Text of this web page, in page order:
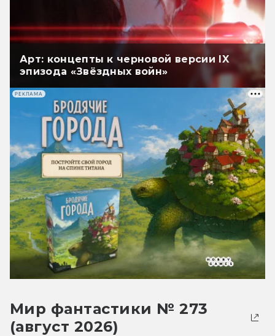
Арт: концепты к черновой версии IX
эпизода «Звёздных войн»
РЕКЛАМА
Мир фантастики № 273
(август 2026)